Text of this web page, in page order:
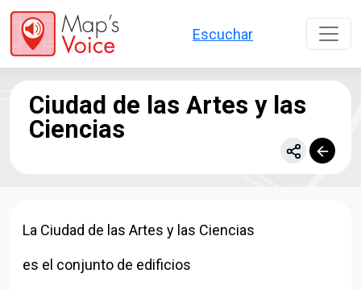
Pasar al contenido principal
Escuchar
Ciudad de las Artes y las
Ciencias
La Ciudad de las Artes y las Ciencias
es el conjunto de edificios